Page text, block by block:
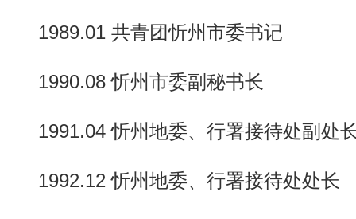
1989.01 共青团忻州市委书记
1990.08 忻州市委副秘书长
1991.04 忻州地委、行署接待处副处
1992.12 忻州地委、行署接待处处长